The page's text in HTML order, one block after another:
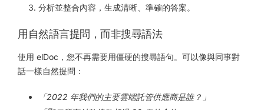
分析並整合內容，生成清晰、準確的答案。
用自然語言提問，而非搜尋語法
使用 elDoc，您不再需要用僵硬的搜尋語句。可以像與同事對
話一樣自然提問：
「2022 年我們的主要雲端託管供應商是誰？」